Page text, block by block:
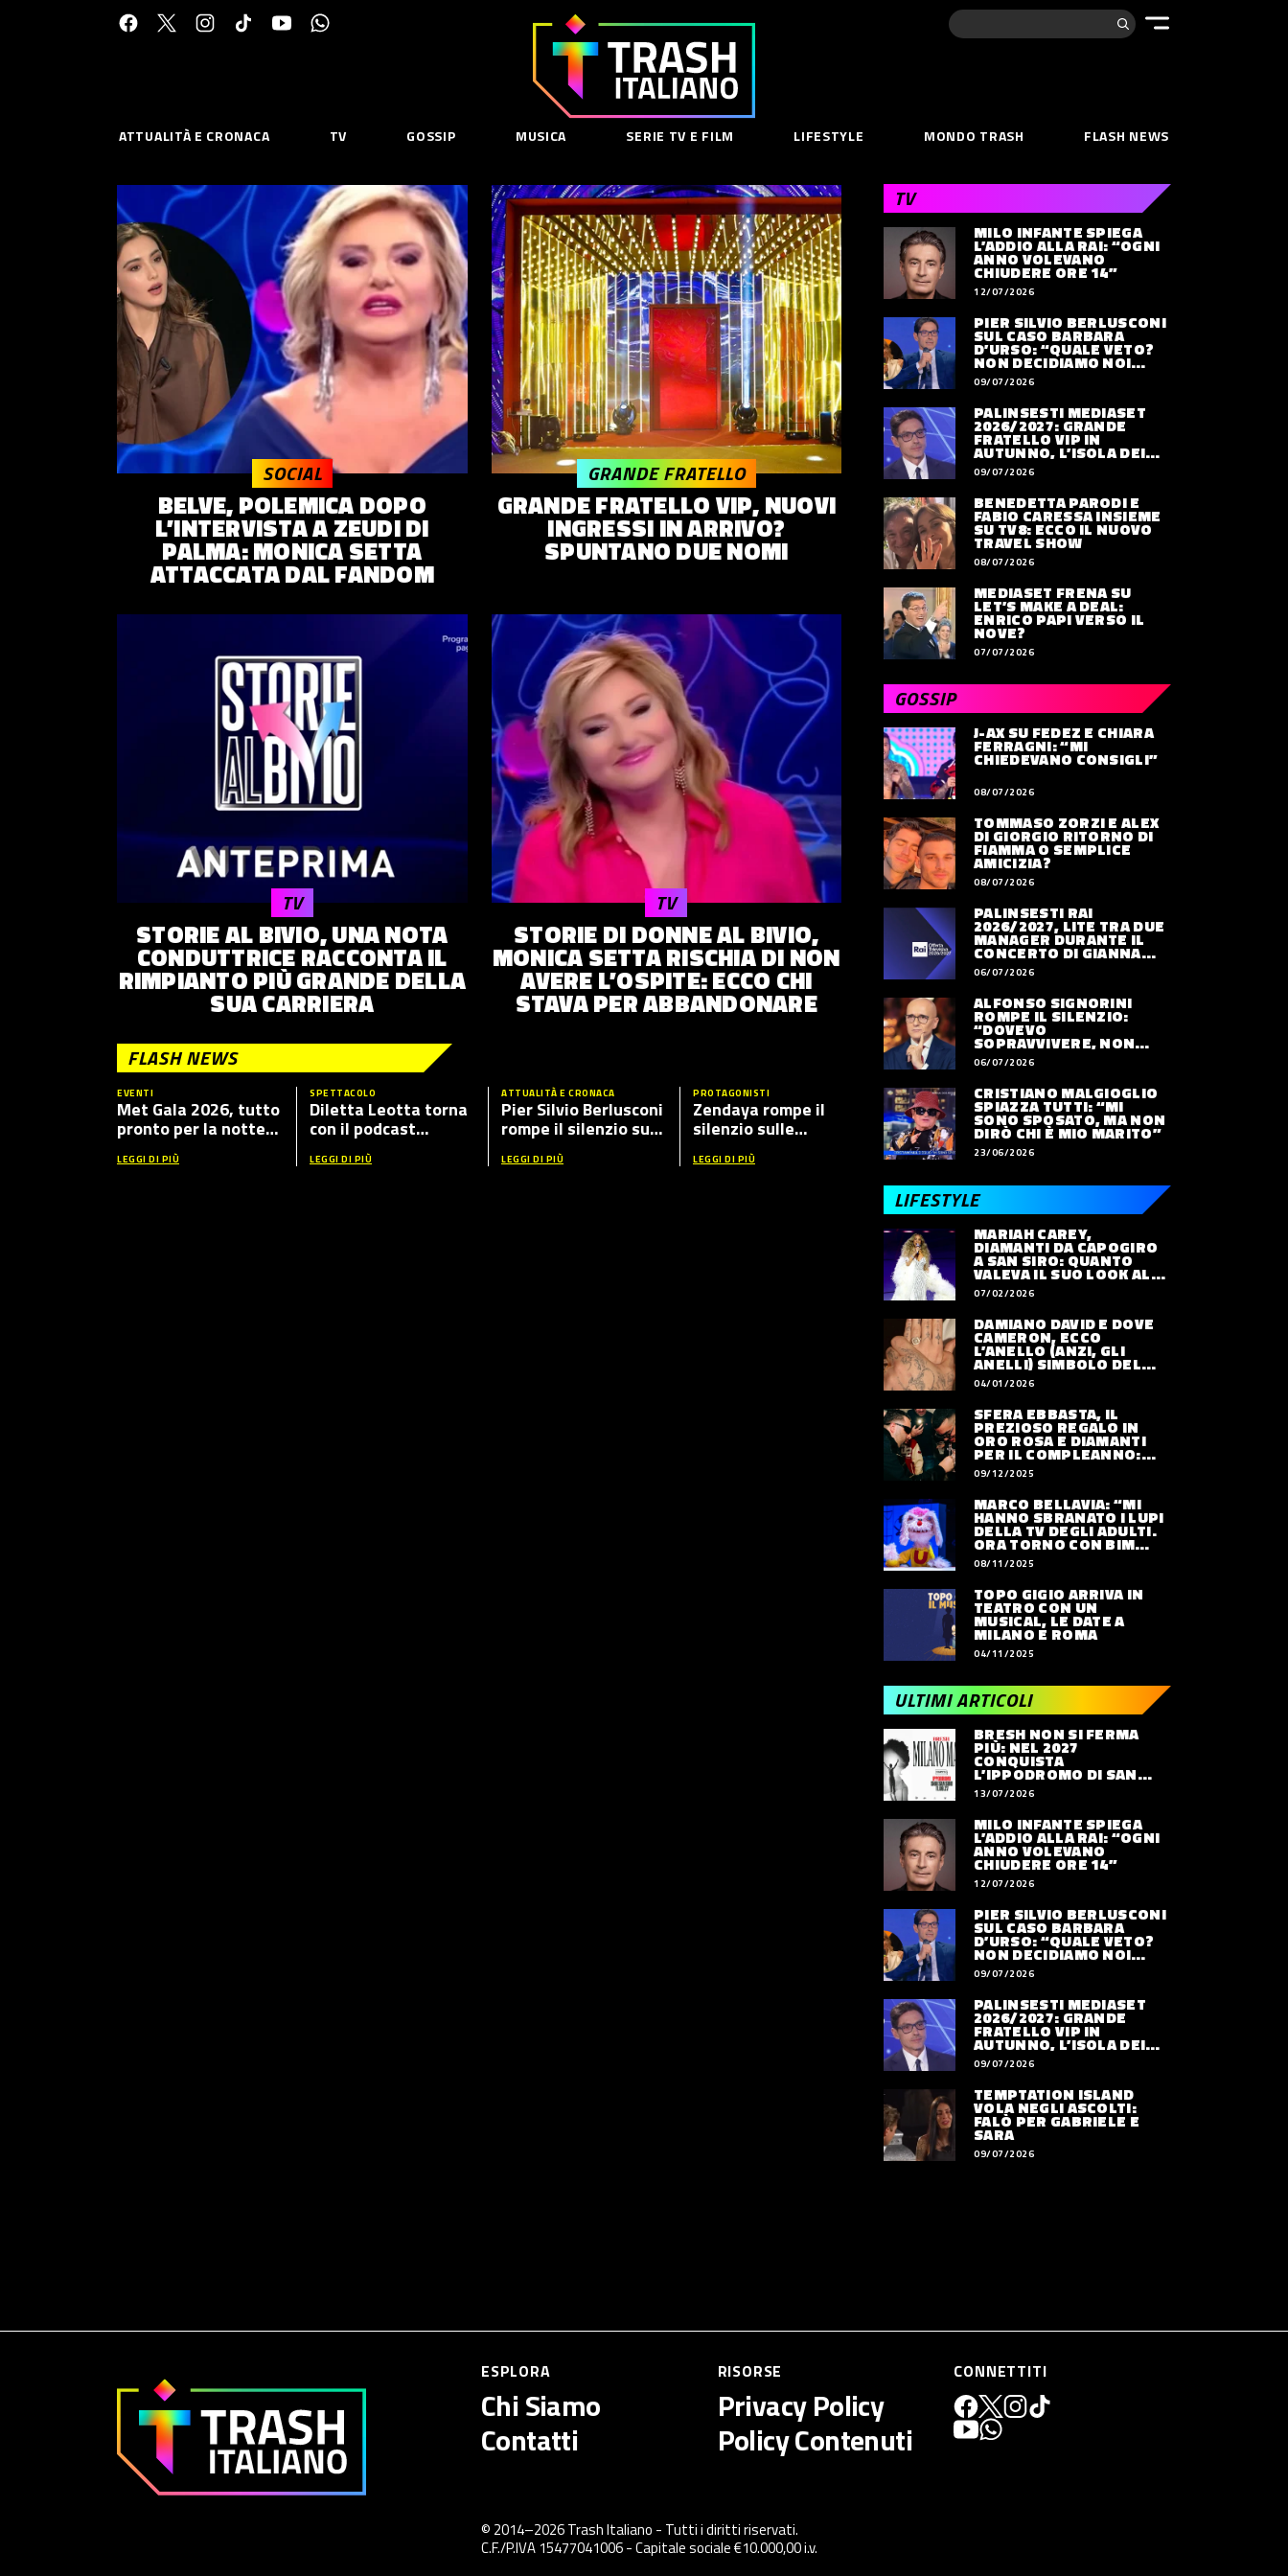
Cerca:
Trash
Italiano
ESPLORA
Chi Siamo
Contatti
RISORSE
Privacy Policy
Policy Contenuti
CONNETTITI
© 2014– 2026Trash Italiano- Tutti i diritti riservati.
C.F./P.IVA 15477041006 - Capitale sociale €10.000,00 i.v.
ATTUALITÀ E CRONACA TV GOSSIP MUSICA SERIE TV E FILM LIFESTYLE MONDO TRASH FLASH NEWS
BELVE, POLEMICA DOPO
L’INTERVISTA A ZEUDI DI
PALMA: MONICA SETTA
ATTACCATA DAL FANDOM
SOCIAL
GRANDE FRATELLO VIP, NUOVI
INGRESSI IN ARRIVO?
SPUNTANO DUE NOMI
GRANDE FRATELLO
STORIE AL BIVIO, UNA NOTA
CONDUTTRICE RACCONTA IL
RIMPIANTO PIÙ GRANDE DELLA
SUA CARRIERA
TV
STORIE DI DONNE AL BIVIO,
MONICA SETTA RISCHIA DI NON
AVERE L’OSPITE: ECCO CHI
STAVA PER ABBANDONARE
TV
FLASH NEWS
EVENTI
Met Gala 2026, tutto
pronto per la notte
più fashion dell’anno:
tema, ospiti e dove
LEGGI DI PIÙ
SPETTACOLO
Diletta Leotta torna
con il podcast
“Mamma Dilettante
5”, ecco i nuovi ospiti
LEGGI DI PIÙ
ATTUALITÀ E CRONACA
Pier Silvio Berlusconi
rompe il silenzio sul
caso Fabrizio Corona
LEGGI DI PIÙ
PROTAGONISTI
Zendaya rompe il
silenzio sulle
presunte nozze con
Tom Holland: cosa ha
LEGGI DI PIÙ
PROTAGONISTI
Bocelli risponde a
Chalamet: “Opera e
balletto parlano
ancora al cuore”. E lo
invita a un suo
concerto
LEGGI DI PIÙ
SPETTACOLO
‘Non lo faccio x
Moda’: Giulia Salemi
imputati
TV
MILO INFANTE SPIEGA
L’ADDIO ALLA RAI: “OGNI
ANNO VOLEVANO
CHIUDERE ORE 14”
12/07/2026
PIER SILVIO BERLUSCONI
SUL CASO BARBARA
D’URSO: “QUALE VETO?
NON DECIDIAMO NOI
DOVE LAVORERÀ”
09/07/2026
PALINSESTI MEDIASET
2026/2027: GRANDE
FRATELLO VIP IN
AUTUNNO, L’ISOLA DEI
FAMOSI SLITTA AL 2027
09/07/2026
BENEDETTA PARODI E
FABIO CARESSA INSIEME
SU TV8: ECCO IL NUOVO
TRAVEL SHOW
08/07/2026
MEDIASET FRENA SU
LET’S MAKE A DEAL:
ENRICO PAPI VERSO IL
NOVE?
07/07/2026
GOSSIP
J-AX SU FEDEZ E CHIARA
FERRAGNI: “MI
CHIEDEVANO CONSIGLI”
08/07/2026
TOMMASO ZORZI E ALEX
DI GIORGIO RITORNO DI
FIAMMA O SEMPLICE
AMICIZIA?
08/07/2026
PALINSESTI RAI
2026/2027, LITE TRA DUE
MANAGER DURANTE IL
CONCERTO DI GIANNA
NANNINI
06/07/2026
ALFONSO SIGNORINI
ROMPE IL SILENZIO:
“DOVEVO
SOPRAVVIVERE, NON
VIVERE”
06/07/2026
CRISTIANO MALGIOGLIO
SPIAZZA TUTTI: “MI
SONO SPOSATO, MA NON
DIRÒ CHI È MIO MARITO”
23/06/2026
LIFESTYLE
MARIAH CAREY,
DIAMANTI DA CAPOGIRO
A SAN SIRO: QUANTO
VALEVA IL SUO LOOK ALLE
OLIMPIADI
07/02/2026
DAMIANO DAVID E DOVE
CAMERON, ECCO
L’ANELLO (ANZI, GLI
ANELLI) SIMBOLO DEL
LORO AMORE
04/01/2026
SFERA EBBASTA, IL
PREZIOSO REGALO IN
ORO ROSA E DIAMANTI
PER IL COMPLEANNO:
QUANTO VALE
09/12/2025
MARCO BELLAVIA: “MI
HANNO SBRANATO I LUPI
DELLA TV DEGLI ADULTI.
ORA TORNO CON BIM
BUM BAM PARTY”
08/11/2025
TOPO GIGIO ARRIVA IN
TEATRO CON UN
MUSICAL, LE DATE A
MILANO E ROMA
04/11/2025
ULTIMI ARTICOLI
BRESH NON SI FERMA
PIÙ: NEL 2027
CONQUISTA
L’IPPODROMO DI SAN
SIRO CON “MILANO
MAREA”
13/07/2026
MILO INFANTE SPIEGA
L’ADDIO ALLA RAI: “OGNI
ANNO VOLEVANO
CHIUDERE ORE 14”
12/07/2026
PIER SILVIO BERLUSCONI
SUL CASO BARBARA
D’URSO: “QUALE VETO?
NON DECIDIAMO NOI
DOVE LAVORERÀ”
09/07/2026
PALINSESTI MEDIASET
2026/2027: GRANDE
FRATELLO VIP IN
AUTUNNO, L’ISOLA DEI
FAMOSI SLITTA AL 2027
09/07/2026
TEMPTATION ISLAND
VOLA NEGLI ASCOLTI:
FALÒ PER GABRIELE E
SARA
09/07/2026
ESPLORA
Chi Siamo
Contatti
RISORSE
Privacy Policy
Policy Contenuti
CONNETTITI
© 2014–2026Trash Italiano - Tutti i diritti riservati.
C.F./P.IVA 15477041006 - Capitale sociale €10.000,00 i.v.